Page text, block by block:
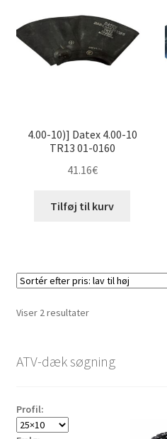
høj
4.00-10)] Datex 4.00-10
TR13 01-0160
41.16€
Tilføj til kurv
Viser 2 resultaterSorteret
lav
ATV-dæk søgning
Profil: